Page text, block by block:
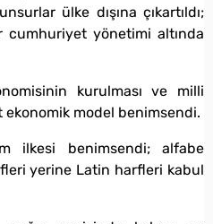
ülke dışına çıkartıldı;
yönetimi altında
kurulması ve milli
ekonomik model benimsendi.
ilkesi benimsendi; alfabe
yerine Latin harfleri kabul